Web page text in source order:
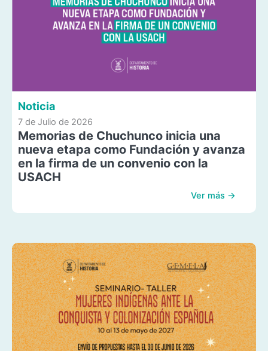
Noticia
7 de Julio de 2026
Memorias de Chuchunco inicia una
nueva etapa como Fundación y avanza
en la firma de un convenio con la
USACH
Ver más →